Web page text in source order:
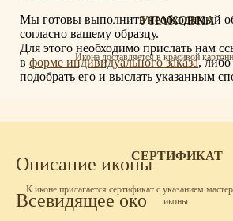
УПАКОВКА
Икона доставляется в красивой
СЕРТИФИКАТ
К иконе прилагается сертификат с указанием
иконы.
Мы готовы выполнить необходимый
согласно вашему образцу.
Для этого необходимо прислать нам
в форме индивидуального заказа, либо
подобрать его и выслать указанным
Описание иконы
Всевидящее око